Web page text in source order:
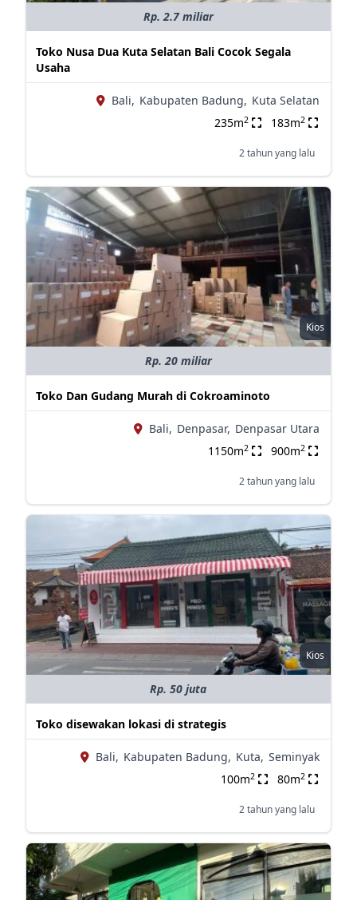
Rp. 2.7 miliar
Toko Nusa Dua Kuta Selatan Bali Cocok Segala
Usaha
Bali, Kabupaten Badung, Kuta Selatan
235m2 183m2
2 tahun yang lalu
Kios
Rp. 20 miliar
Toko Dan Gudang Murah di Cokroaminoto
Bali, Denpasar, Denpasar Utara
1150m2 900m2
2 tahun yang lalu
Kios
Rp. 50 juta
Toko disewakan lokasi di strategis
Bali, Kabupaten Badung, Kuta, Seminyak
100m2 80m2
2 tahun yang lalu